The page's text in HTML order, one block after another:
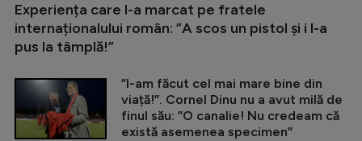
Experiența care l-a marcat pe fratele
internaționalului român: ”A scos un pistol și i l-a
pus la tâmplă!”
”I-am făcut cel mai mare bine din
viață!”. Cornel Dinu nu a avut milă de
finul său: ”O canalie! Nu credeam că
există asemenea specimen”